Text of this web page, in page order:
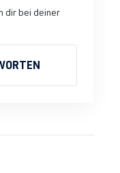
dir bei deiner